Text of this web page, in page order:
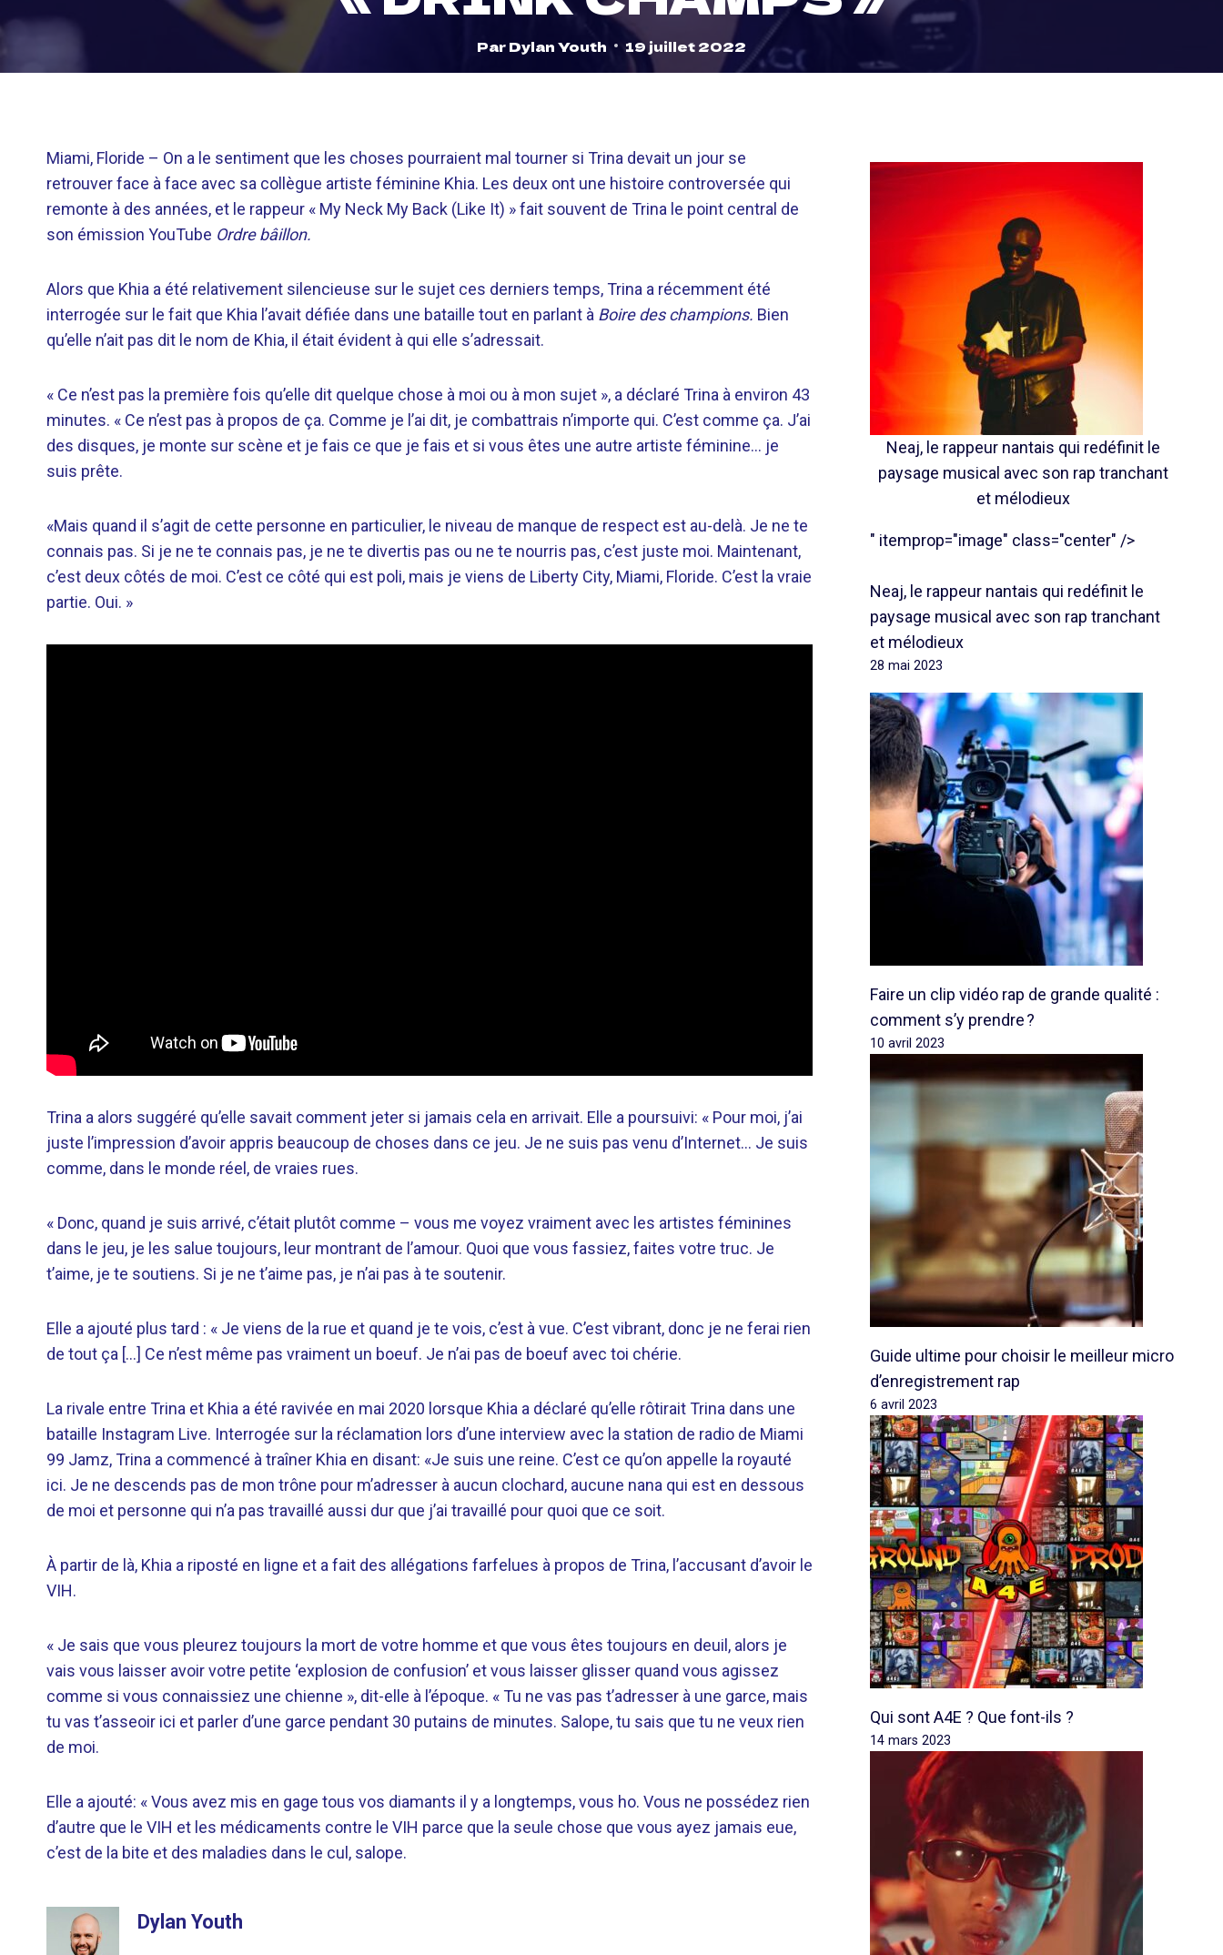
ParDylan Youth 19 juillet 2022
Miami, Floride – On a le sentiment que les choses pourraient mal tourner si Trina devait un jour se
retrouver face à face avec sa collègue artiste féminine Khia. Les deux ont une histoire controversée qui
remonte à des années, et le rappeur « My Neck My Back (Like It) » fait souvent de Trina le point central de
son émission YouTube Ordre bâillon.
Alors que Khia a été relativement silencieuse sur le sujet ces derniers temps, Trina a récemment été
interrogée sur le fait que Khia l’avait défiée dans une bataille tout en parlant à Boire des champions. Bien
qu’elle n’ait pas dit le nom de Khia, il était évident à qui elle s’adressait.
« Ce n’est pas la première fois qu’elle dit quelque chose à moi ou à mon sujet », a déclaré Trina à environ 43
minutes. « Ce n’est pas à propos de ça. Comme je l’ai dit, je combattrais n’importe qui. C’est comme ça. J’ai
des disques, je monte sur scène et je fais ce que je fais et si vous êtes une autre artiste féminine… je
suis prête.
«Mais quand il s’agit de cette personne en particulier, le niveau de manque de respect est au-delà. Je ne te
connais pas. Si je ne te connais pas, je ne te divertis pas ou ne te nourris pas, c’est juste moi. Maintenant,
c’est deux côtés de moi. C’est ce côté qui est poli, mais je viens de Liberty City, Miami, Floride. C’est la vraie
partie. Oui. »
Trina a alors suggéré qu’elle savait comment jeter si jamais cela en arrivait. Elle a poursuivi: « Pour moi, j’ai
juste l’impression d’avoir appris beaucoup de choses dans ce jeu. Je ne suis pas venu d’Internet… Je suis
comme, dans le monde réel, de vraies rues.
« Donc, quand je suis arrivé, c’était plutôt comme – vous me voyez vraiment avec les artistes féminines
dans le jeu, je les salue toujours, leur montrant de l’amour. Quoi que vous fassiez, faites votre truc. Je
t’aime, je te soutiens. Si je ne t’aime pas, je n’ai pas à te soutenir.
Elle a ajouté plus tard : « Je viens de la rue et quand je te vois, c’est à vue. C’est vibrant, donc je ne ferai rien
de tout ça […] Ce n’est même pas vraiment un boeuf. Je n’ai pas de boeuf avec toi chérie.
La rivale entre Trina et Khia a été ravivée en mai 2020 lorsque Khia a déclaré qu’elle rôtirait Trina dans une
bataille Instagram Live. Interrogée sur la réclamation lors d’une interview avec la station de radio de Miami
99 Jamz, Trina a commencé à traîner Khia en disant: «Je suis une reine. C’est ce qu’on appelle la royauté
ici. Je ne descends pas de mon trône pour m’adresser à aucun clochard, aucune nana qui est en dessous
de moi et personne qui n’a pas travaillé aussi dur que j’ai travaillé pour quoi que ce soit.
À partir de là, Khia a riposté en ligne et a fait des allégations farfelues à propos de Trina, l’accusant d’avoir le
VIH.
« Je sais que vous pleurez toujours la mort de votre homme et que vous êtes toujours en deuil, alors je
vais vous laisser avoir votre petite ‘explosion de confusion’ et vous laisser glisser quand vous agissez
comme si vous connaissiez une chienne », dit-elle à l’époque. « Tu ne vas pas t’adresser à une garce, mais
tu vas t’asseoir ici et parler d’une garce pendant 30 putains de minutes. Salope, tu sais que tu ne veux rien
de moi.
Elle a ajouté: « Vous avez mis en gage tous vos diamants il y a longtemps, vous ho. Vous ne possédez rien
d’autre que le VIH et les médicaments contre le VIH parce que la seule chose que vous ayez jamais eue,
c’est de la bite et des maladies dans le cul, salope.
Dylan Youth
Neaj, le rappeur nantais qui redéfinit le
paysage musical avec son rap tranchant
et mélodieux
" itemprop="image" class="center" />
Neaj, le rappeur nantais qui redéfinit le
paysage musical avec son rap tranchant
et mélodieux
28 mai 2023
Faire un clip vidéo rap de grande qualité :
comment s’y prendre ?
10 avril 2023
Guide ultime pour choisir le meilleur micro
d’enregistrement rap
6 avril 2023
Qui sont A4E ? Que font-ils ?
14 mars 2023